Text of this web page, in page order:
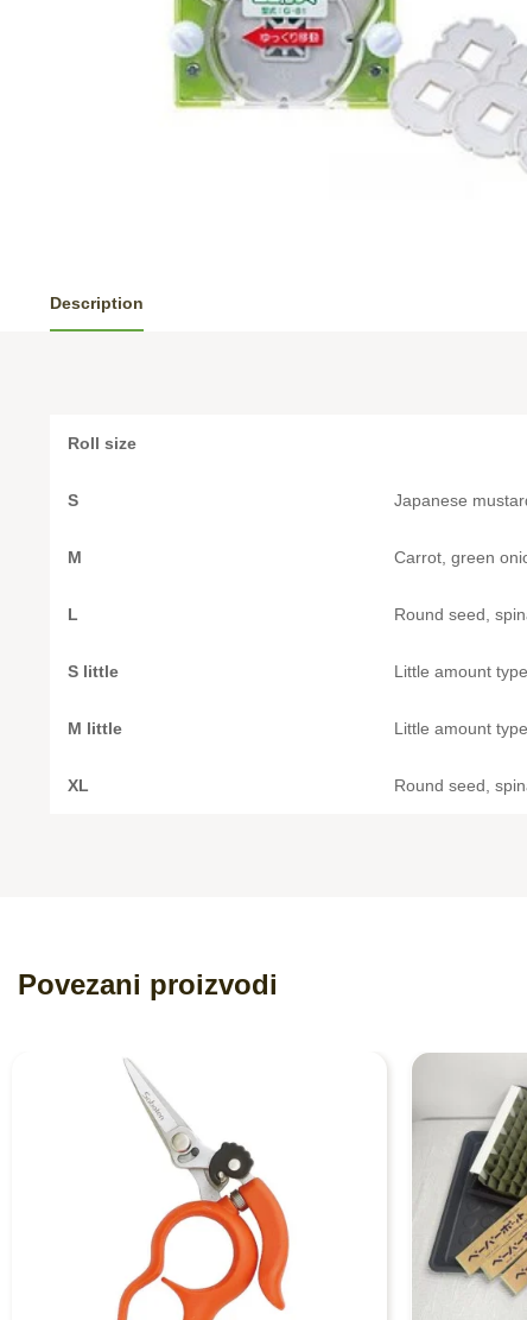
Description
Roll size
S Japanese
M Carrot, green
L Round seed,
S little Little amount
M little Little amount
XL Round seed,
Povezani proizvodi